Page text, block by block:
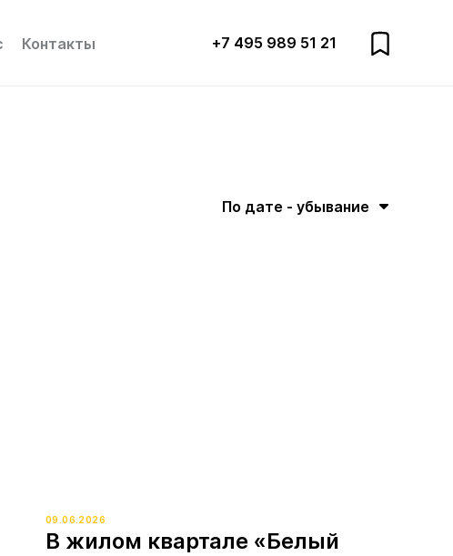
Контакты +7 495 989 51 21
По дате - убывание
09.06.2026
В жилом квартале «Белый